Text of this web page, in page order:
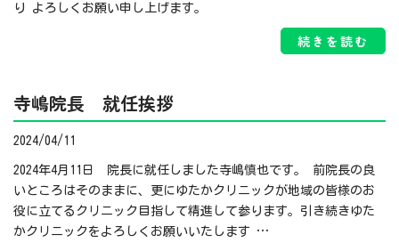
り よろしくお願い申し上げます。
続きを読む
寺嶋院長 就任挨拶
2024/04/11
2024年4月11日 院長に就任しました寺嶋慎也です。 前院長の良
いところはそのままに、更にゆたかクリニックが地域の皆様のお
役に立てるクリニック目指して精進して参ります。引き続きゆた
かクリニックをよろしくお願いいたします …